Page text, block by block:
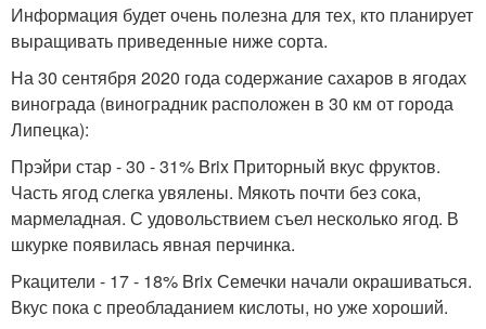
Информация будет очень полезна для тех, кто планирует
выращивать приведенные ниже сорта.
На 30 сентября 2020 года содержание сахаров в ягодах
винограда (виноградник расположен в 30 км от города
Липецка):
Прэйри стар - 30 - 31% Brix Приторный вкус фруктов.
Часть ягод слегка увялены. Мякоть почти без сока,
мармеладная. С удовольствием съел несколько ягод. В
шкурке появилась явная перчинка.
Ркацители - 17 - 18% Brix Семечки начали окрашиваться.
Вкус пока с преобладанием кислоты, но уже хороший.